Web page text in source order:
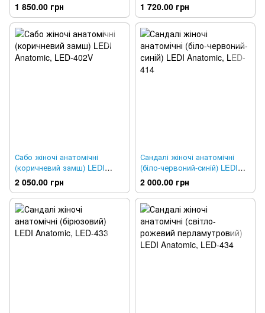
632
1 850.00 грн LED-321
1 720.00 грн
Сабо жіночі анатомічні
(коричневий замш) LEDI
Anatomic, LED-402V
2 050.00 грн
Сандалі жіночі анатомічні
(біло-червоний-синій) LEDI
Anatomic, LED-414
2 000.00 грн